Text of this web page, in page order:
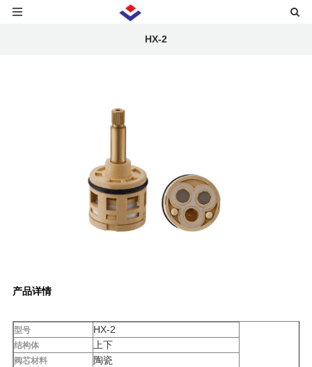
HX-2
产品详情
型号 HX-2
结构体 上下
阀芯材料 陶瓷